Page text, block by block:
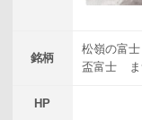
銘柄
松嶺の富士
盃富士
HP